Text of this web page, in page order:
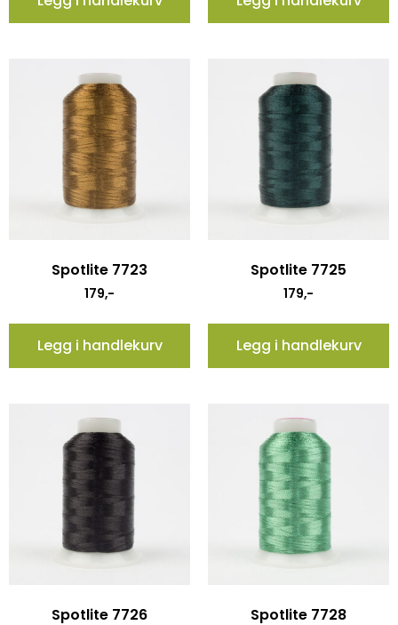
Spotlite 7723
179,-
Legg i handlekurv
Spotlite 7725
179,-
Legg i handlekurv
Spotlite 7726 Spotlite 7728